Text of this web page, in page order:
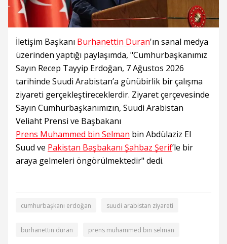
İletişim Başkanı Burhanettin Duran'ın sanal medya
üzerinden yaptığı paylaşımda, "Cumhurbaşkanımız
Sayın Recep Tayyip Erdoğan, 7 Ağustos 2026
tarihinde Suudi Arabistan’a günübirlik bir çalışma
ziyareti gerçekleştireceklerdir. Ziyaret çerçevesinde
Sayın Cumhurbaşkanımızın, Suudi Arabistan
Veliaht Prensi ve Başbakanı
Prens Muhammed bin Selman bin Abdülaziz El
Suud ve Pakistan Başbakanı Şahbaz Şerif’le bir
araya gelmeleri öngörülmektedir" dedi.
cumhurbaşkanı erdoğan suudi arabistan ziyareti
burhanettin duran prens muhammed bin selman